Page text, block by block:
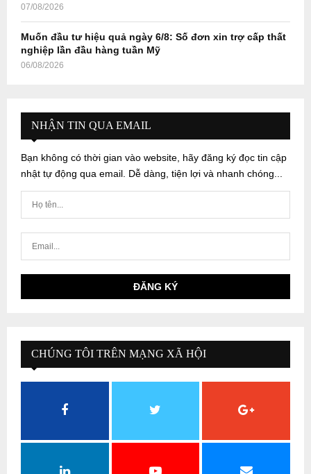
07/08/2026
Muốn đầu tư hiệu quả ngày 6/8: Số đơn xin trợ cấp thất
nghiệp lần đầu hàng tuần Mỹ
06/08/2026
NHẬN TIN QUA EMAIL
Bạn không có thời gian vào website, hãy đăng ký đọc tin cập
nhật tự động qua email. Dễ dàng, tiện lợi và nhanh chóng...
CHÚNG TÔI TRÊN MẠNG XÃ HỘI